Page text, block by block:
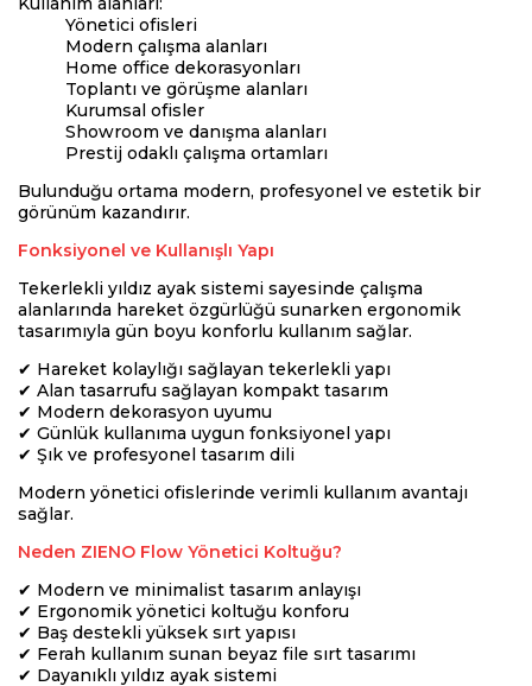
Yönetici ofisleri
Modern çalışma alanları
Home office dekorasyonları
Toplantı ve görüşme alanları
Kurumsal ofisler
Showroom ve danışma alanları
Prestij odaklı çalışma ortamları
Bulunduğu ortama modern, profesyonel ve estetik bir
görünüm kazandırır.
Fonksiyonel ve Kullanışlı Yapı
Tekerlekli yıldız ayak sistemi sayesinde çalışma
alanlarında hareket özgürlüğü sunarken ergonomik
tasarımıyla gün boyu konforlu kullanım sağlar.
✔ Hareket kolaylığı sağlayan tekerlekli yapı
✔ Alan tasarrufu sağlayan kompakt tasarım
✔ Modern dekorasyon uyumu
✔ Günlük kullanıma uygun fonksiyonel yapı
✔ Şık ve profesyonel tasarım dili
Modern yönetici ofislerinde verimli kullanım avantajı
sağlar.
Neden ZIENO Flow Yönetici Koltuğu?
✔ Modern ve minimalist tasarım anlayışı
✔ Ergonomik yönetici koltuğu konforu
✔ Baş destekli yüksek sırt yapısı
✔ Ferah kullanım sunan beyaz file sırt tasarımı
✔ Dayanıklı yıldız ayak sistemi